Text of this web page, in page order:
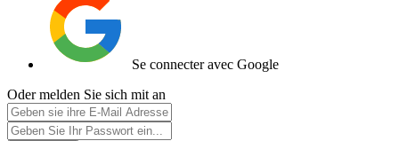
Se connecter avec Google
Oder melden Sie sich mit an